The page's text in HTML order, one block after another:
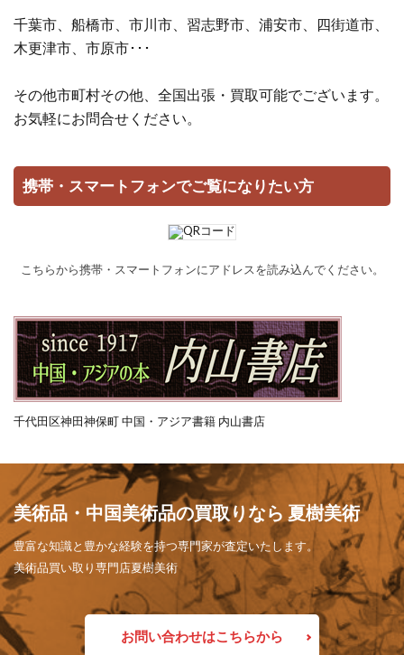
千葉市、船橋市、市川市、習志野市、浦安市、四街道市、
木更津市、市原市･･･
その他市町村その他、全国出張・買取可能でございます。
お気軽にお問合せください。
携帯・スマートフォンでご覧になりたい方
こちらから携帯・スマートフォンにアドレスを読み込んでください。
千代田区神田神保町 中国・アジア書籍 内山書店
美術品・中国美術品の買取りなら 夏樹美術
豊富な知識と豊かな経験を持つ専門家が査定いたします。
美術品買い取り専門店夏樹美術
お問い合わせはこちらから